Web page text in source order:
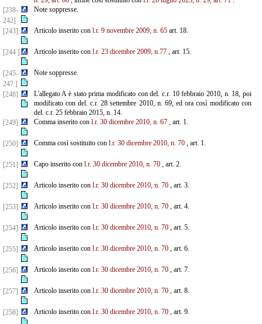
[238-
242]
Note soppresse.
[243] Articolo inserito con l.r. 9 novembre 2009, n. 65art. 18.
[244 ] Articolo inserito con l.r. 23 dicembre 2009, n.77, art. 15.
[245-
247 ]
Note soppresse.
[248]
L'allegato A è stato prima modificato con del. c.r. 10 febbraio 2010, n. 18, poi
modificato con del. c.r. 28 settembre 2010, n. 69, ed ora così modificato con
del. c.r. 25 febbraio 2015, n. 14.
[249]
Comma inserito con l.r. 30 dicembre 2010, n. 67, art. 1.
[250] Comma così sostituito con l.r. 30 dicembre 2010, n. 70, art. 1.
[251] Capo inserito con l.r. 30 dicembre 2010, n. 70, art. 2.
[252] Articolo inserito con l.r. 30 dicembre 2010, n. 70, art. 3.
[253] Articolo inserito con l.r. 30 dicembre 2010, n. 70, art. 4.
[254] Articolo inserito con l.r. 30 dicembre 2010, n. 70, art. 5.
[255] Articolo inserito con l.r. 30 dicembre 2010, n. 70, art. 6.
[256] Articolo inserito con l.r. 30 dicembre 2010, n. 70, art. 7.
[257] Articolo inserito con l.r. 30 dicembre 2010, n. 70, art. 8.
[258] Articolo inserito con l.r. 30 dicembre 2010, n. 70, art. 9.